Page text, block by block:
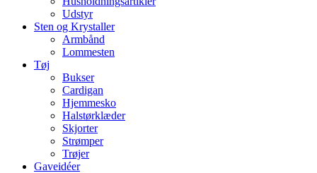
Udstyr
Sten og Krystaller
Armbånd
Lommesten
Tøj
Bukser
Cardigan
Hjemmesko
Halstørklæder
Skjorter
Strømper
Trøjer
Gaveidéer